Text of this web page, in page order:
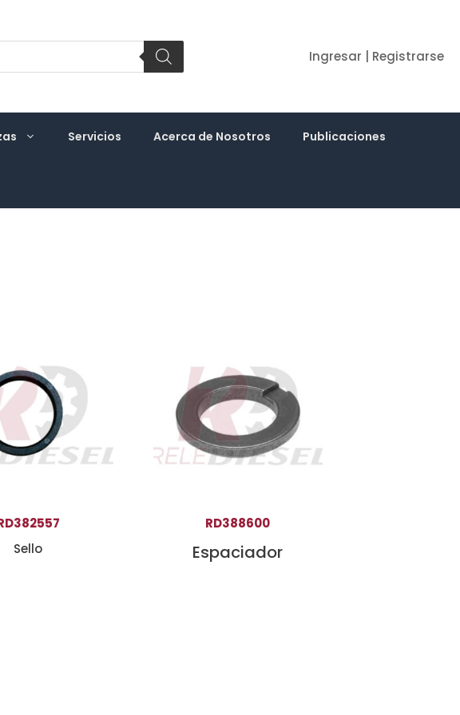
Ingresar | Registrarse
Servicios Acerca de Nosotros Publicaciones
Sello
RD388600
Espaciador